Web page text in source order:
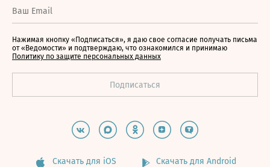
Нажимая кнопку «Подписаться», я даю свое согласие получать письма
от «Ведомости» и подтверждаю, что ознакомился и принимаю
Политику по защите персональных данных
Скачать для iOS Скачать для Android